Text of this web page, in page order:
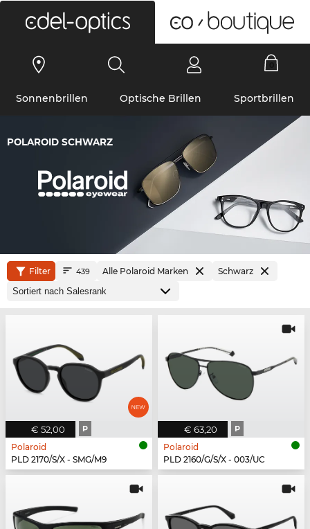
Sonnenbrillen Optische Brillen Sportbrillen
POLAROID SCHWARZ
Filter 439 Alle Polaroid Marken Schwarz
€ 52,00 P
Polaroid
PLD 2170/S/X - SMG/M9
€ 63,20 P
Polaroid
PLD 2160/G/S/X - 003/UC